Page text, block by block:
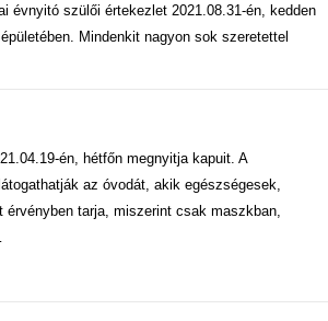
évnyitó szülői értekezlet 2021.08.31-én, kedden
Mindenkit nagyon sok szeretettel
én, hétfőn megnyitja kapuit. A
az óvodát, akik egészségesek,
tarja, miszerint csak maszkban,